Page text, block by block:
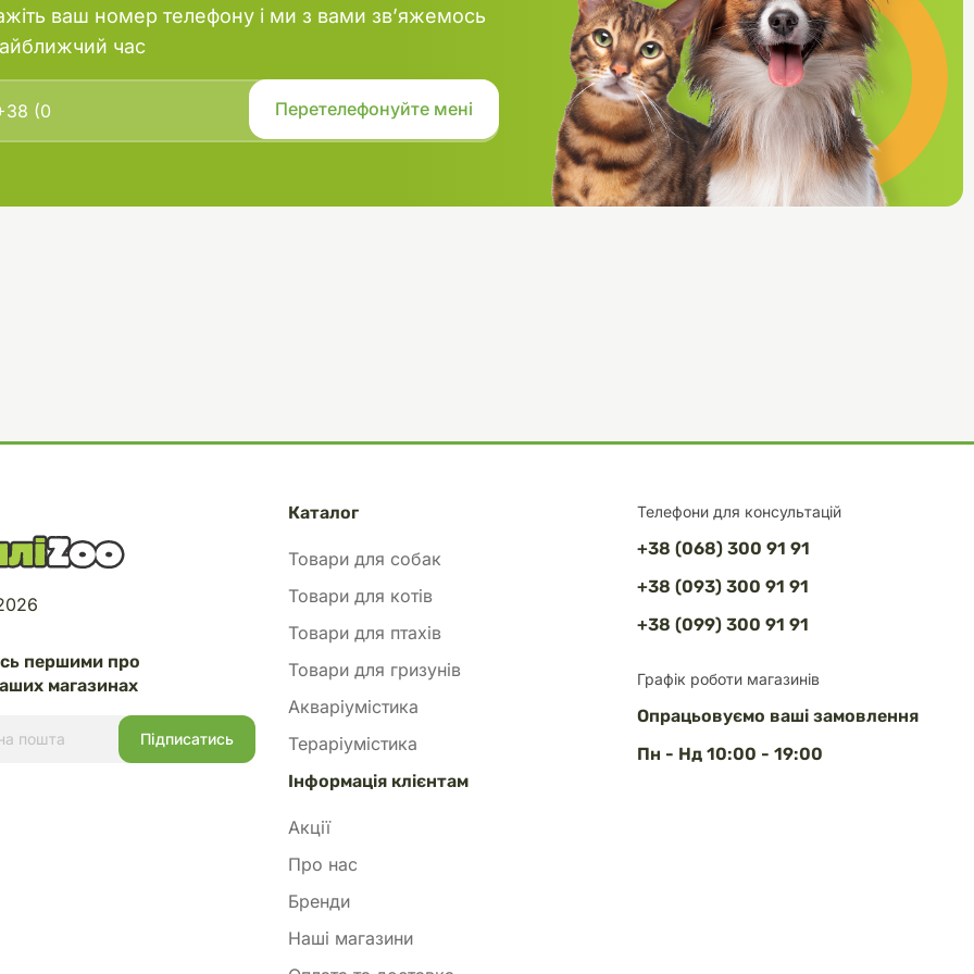
ваш номер телефону і ми з вами зв’яжемось
час
Телефони для консультацій
+38 (068) 300 91 91
+38 (093) 300 91 91
+38 (099) 300 91 91
Графік роботи магазинів
Опрацьовуємо ваші замовлення
Пн - Нд 10:00 - 19:00
першими про
магазинах
Каталог
Товари для собак
Товари для котів
Товари для птахів
Товари для гризунів
Акваріумістика
Тераріумістика
Інформація клієнтам
Акції
Про нас
Бренди
Наші магазини